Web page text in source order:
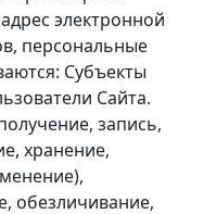
электронной
персональные
Субъекты
Сайта.
запись,
хранение,
обезличивание,